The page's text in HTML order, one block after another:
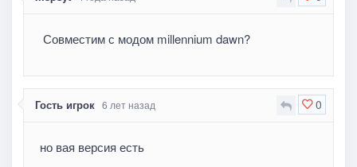
Совместим с модом millennium dawn?
0
Гость игрок 6 лет назад
но вая версия есть